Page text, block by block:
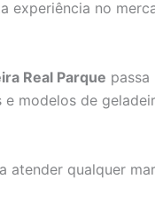
experiência no
Real Parque
modelos de
atender qualquer